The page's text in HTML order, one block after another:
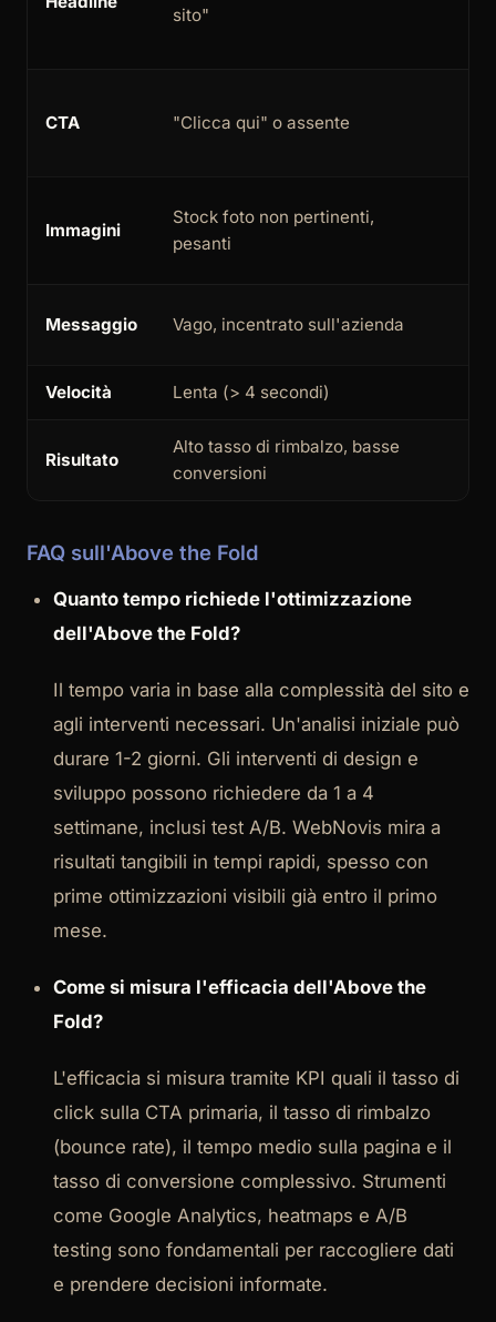
sito"
CTA "Clicca qui" o assente
Immagini
Stock foto non pertinenti,
pesanti
Messaggio Vago, incentrato sull'azienda
Velocità Lenta (> 4 secondi)
Risultato
Alto tasso di rimbalzo, basse
conversioni
FAQ sull'Above the Fold
Quanto tempo richiede l'ottimizzazione
dell'Above the Fold?
Il tempo varia in base alla complessità del sito e
agli interventi necessari. Un'analisi iniziale può
durare 1-2 giorni. Gli interventi di design e
sviluppo possono richiedere da 1 a 4
settimane, inclusi test A/B. WebNovis mira a
risultati tangibili in tempi rapidi, spesso con
prime ottimizzazioni visibili già entro il primo
mese.
Come si misura l'efficacia dell'Above the
Fold?
L'efficacia si misura tramite KPI quali il tasso di
click sulla CTA primaria, il tasso di rimbalzo
(bounce rate), il tempo medio sulla pagina e il
tasso di conversione complessivo. Strumenti
come Google Analytics, heatmaps e A/B
testing sono fondamentali per raccogliere dati
e prendere decisioni informate.